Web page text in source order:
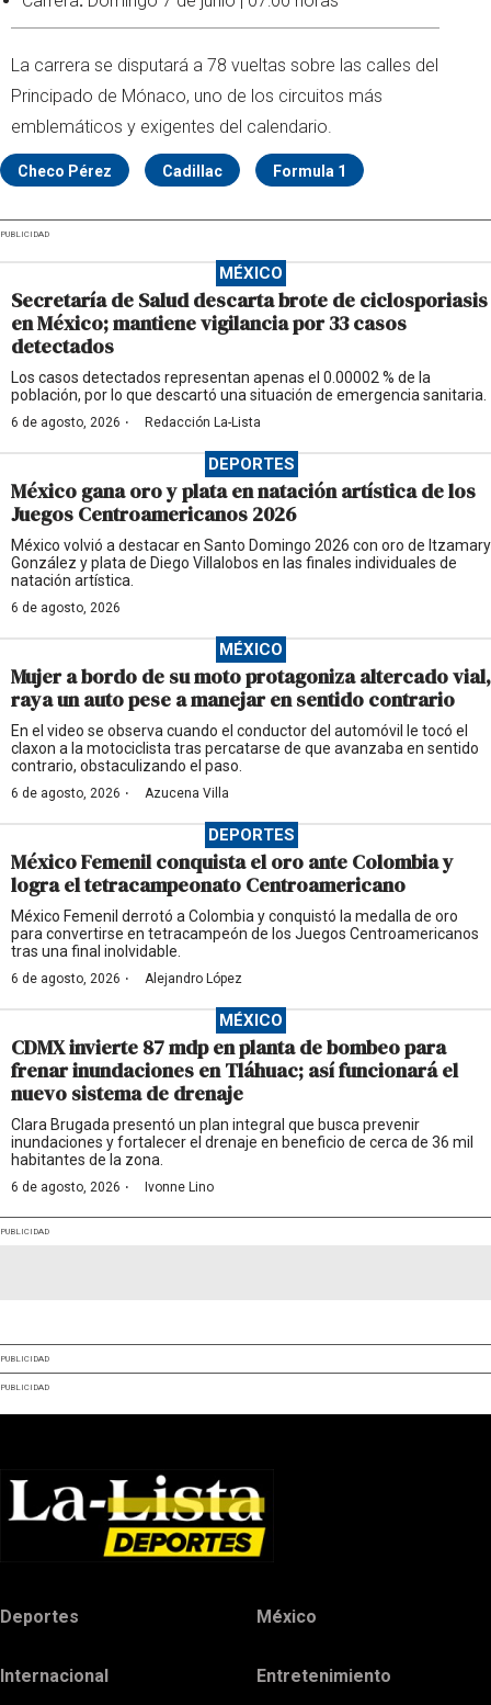
La carrera se disputará a 78 vueltas sobre las calles del
Principado de Mónaco, uno de los circuitos más
emblemáticos y exigentes del calendario.
Checo Pérez Cadillac Formula 1
PUBLICIDAD
MÉXICO
Secretaría de Salud descarta brote de ciclosporiasis
en México; mantiene vigilancia por 33 casos
detectados
Los casos detectados representan apenas el 0.00002 % de la
población, por lo que descartó una situación de emergencia sanitaria.
6 de agosto, 2026 · Redacción La-Lista
DEPORTES
México gana oro y plata en natación artística de los
Juegos Centroamericanos 2026
México volvió a destacar en Santo Domingo 2026 con oro de Itzamary
González y plata de Diego Villalobos en las finales individuales de
natación artística.
6 de agosto, 2026
MÉXICO
Mujer a bordo de su moto protagoniza altercado vial,
raya un auto pese a manejar en sentido contrario
En el video se observa cuando el conductor del automóvil le tocó el
claxon a la motociclista tras percatarse de que avanzaba en sentido
contrario, obstaculizando el paso.
6 de agosto, 2026 · Azucena Villa
DEPORTES
México Femenil conquista el oro ante Colombia y
logra el tetracampeonato Centroamericano
México Femenil derrotó a Colombia y conquistó la medalla de oro
para convertirse en tetracampeón de los Juegos Centroamericanos
tras una final inolvidable.
6 de agosto, 2026 · Alejandro López
MÉXICO
CDMX invierte 87 mdp en planta de bombeo para
frenar inundaciones en Tláhuac; así funcionará el
nuevo sistema de drenaje
Clara Brugada presentó un plan integral que busca prevenir
inundaciones y fortalecer el drenaje en beneficio de cerca de 36 mil
habitantes de la zona.
6 de agosto, 2026 · Ivonne Lino
PUBLICIDAD
PUBLICIDAD
PUBLICIDAD
Deportes México
Internacional Entretenimiento